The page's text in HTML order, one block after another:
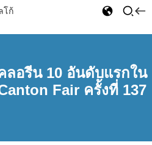
ลอรีน 10 อันดับแรกใน
Fair ครั้งที่ 137